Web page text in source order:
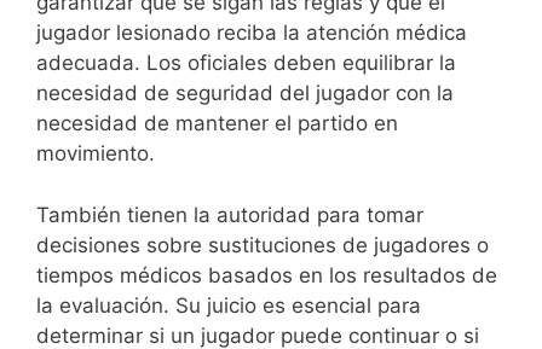
jugador lesionado reciba la atención médica
adecuada. Los oficiales deben equilibrar la
necesidad de seguridad del jugador con la
necesidad de mantener el partido en
movimiento.
También tienen la autoridad para tomar
decisiones sobre sustituciones de jugadores o
tiempos médicos basados en los resultados de
la evaluación. Su juicio es esencial para
determinar si un jugador puede continuar o si